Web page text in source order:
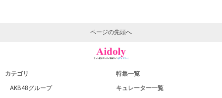
ページの先頭へ
カテゴリ
AKB48グループ
特集一覧
キュレーター一覧